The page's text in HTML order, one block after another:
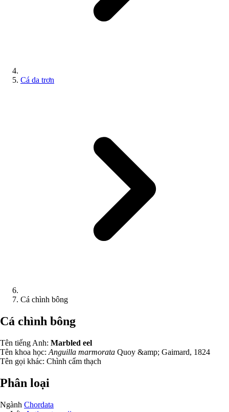
Cá da trơn
Cá chình bông
Cá chình bông
Tên tiếng Anh: Marbled eel
Tên khoa học: Anguilla marmorata Quoy &amp; Gaimard, 1824
Tên gọi khác: Chình cẩm thạch
Phân loại
Ngành Chordata